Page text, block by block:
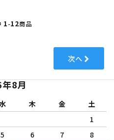
1-12商品
次へ
8月
木 金
土
1
5 6 7
8